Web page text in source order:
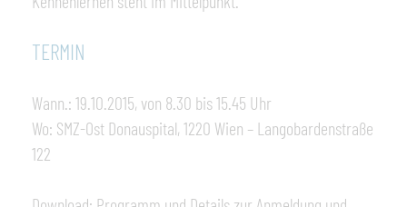
TERMIN
Wann.: 19.10.2015, von 8.30 bis 15.45 Uhr
Wo: SMZ-Ost Donauspital, 1220 Wien – Langobardenstraße
122